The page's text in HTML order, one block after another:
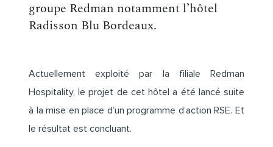
groupe Redman notamment l’hôtel
Radisson Blu Bordeaux.
Actuellement exploité par la filiale Redman
Hospitality, le projet de cet hôtel a été lancé suite
à la mise en place d’un programme d’action RSE. Et
le résultat est concluant.